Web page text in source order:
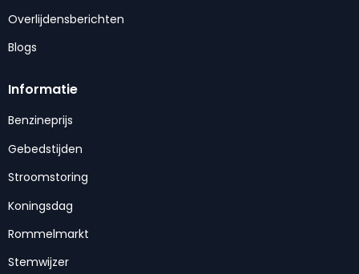
Overlijdensberichten
Blogs
Informatie
Benzineprijs
Gebedstijden
Stroomstoring
Koningsdag
Rommelmarkt
Stemwijzer